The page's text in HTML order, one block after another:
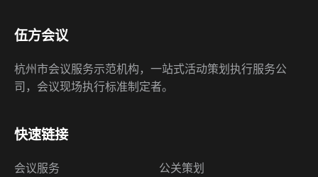
伍方会议
杭州市会议服务示范机构，一站式活动策划执行服务公
司，会议现场执行标准制定者。
快速链接
会议服务
公关策划